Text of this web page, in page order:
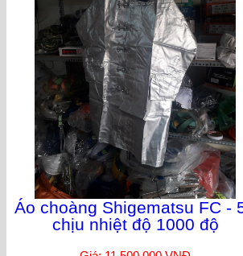
Áo choàng Shigematsu FC -
chịu nhiệt độ 1000 độ